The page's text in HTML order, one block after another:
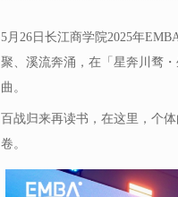
5月26日长江商学院2025年
聚、溪流奔涌，在「星奔川骛
曲。
百战归来再读书，在这里，个
卷。